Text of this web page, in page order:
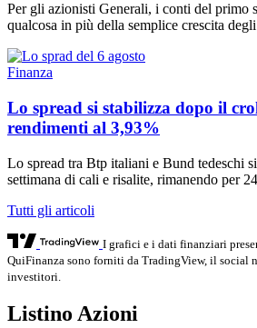
Per gli azionisti Generali, i conti del primo
qualcosa in più della semplice crescita
Finanza
Lo spread si stabilizza dopo il
rendimenti al 3,93%
Lo spread tra Btp italiani e Bund tedeschi
settimana di cali e risalite, rimanendo per
Tutti gli articoli
I grafici e i dati finanziari
QuiFinanza sono forniti da TradingView, il social
investitori.
Listino Azioni